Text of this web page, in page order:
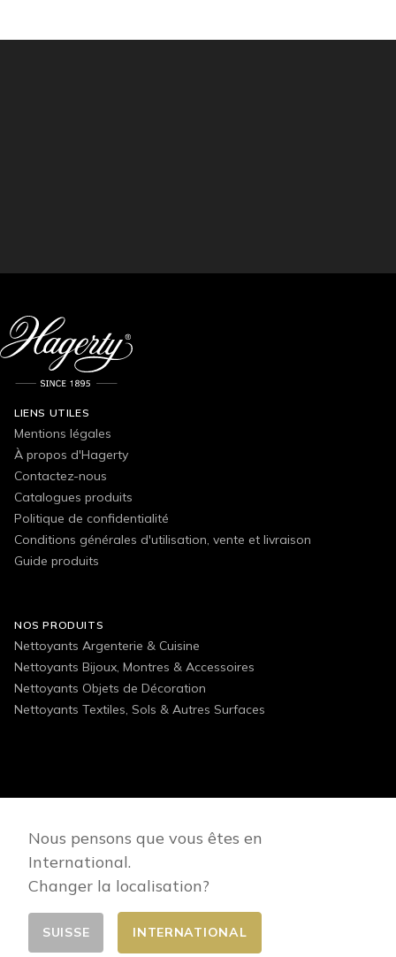
LIENS UTILES
Mentions légales
À propos d'Hagerty
Contactez-nous
Catalogues produits
Politique de confidentialité
Conditions générales d'utilisation, vente et livraison
Guide produits
NOS PRODUITS
Nettoyants Argenterie & Cuisine
Nettoyants Bijoux, Montres & Accessoires
Nettoyants Objets de Décoration
Nettoyants Textiles, Sols & Autres Surfaces
FOLLOW US
Changer de pays
Nous pensons que vous êtes en
International.
Changer la localisation?
SUISSE INTERNATIONAL